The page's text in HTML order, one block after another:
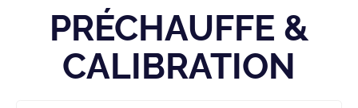
PRÉCHAUFFE &
CALIBRATION